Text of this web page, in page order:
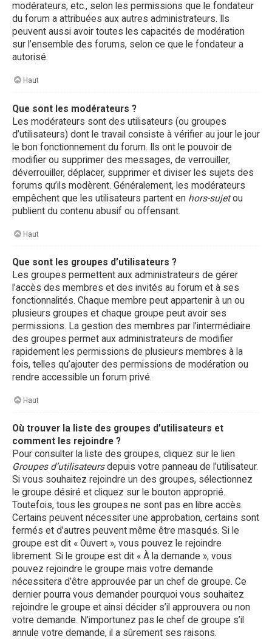
modérateurs, etc., selon les permissions que le fondateur
du forum a attribuées aux autres administrateurs. Ils
peuvent aussi avoir toutes les capacités de modération
sur l’ensemble des forums, selon ce que le fondateur a
autorisé.
Haut
Que sont les modérateurs ?
Les modérateurs sont des utilisateurs (ou groupes
d’utilisateurs) dont le travail consiste à vérifier au jour le jour
le bon fonctionnement du forum. Ils ont le pouvoir de
modifier ou supprimer des messages, de verrouiller,
déverrouiller, déplacer, supprimer et diviser les sujets des
forums qu’ils modèrent. Généralement, les modérateurs
empêchent que les utilisateurs partent en hors-sujetou
publient du contenu abusif ou offensant.
Haut
Que sont les groupes d’utilisateurs ?
Les groupes permettent aux administrateurs de gérer
l’accès des membres et des invités au forum et à ses
fonctionnalités. Chaque membre peut appartenir à un ou
plusieurs groupes et chaque groupe peut avoir ses
permissions. La gestion des membres par l’intermédiaire
des groupes permet aux administrateurs de modifier
rapidement les permissions de plusieurs membres à la
fois, telles qu’ajouter des permissions de modération ou
rendre accessible un forum privé.
Haut
Où trouver la liste des groupes d’utilisateurs et
comment les rejoindre ?
Pour consulter la liste des groupes, cliquez sur le lien
Groupes d’utilisateursdepuis votre panneau de l’utilisateur.
Si vous souhaitez rejoindre un des groupes, sélectionnez
le groupe désiré et cliquez sur le bouton approprié.
Toutefois, tous les groupes ne sont pas en libre accès.
Certains peuvent nécessiter une approbation, certains sont
fermés et d’autres peuvent même être masqués. Si le
groupe est dit « Ouvert », vous pouvez le rejoindre
librement. Si le groupe est dit « À la demande », vous
pouvez rejoindre le groupe mais votre demande
nécessitera d’être approuvée par un chef de groupe. Ce
dernier pourra vous demander pourquoi vous souhaitez
rejoindre le groupe et ainsi décider s’il approuvera ou non
votre demande. N’importunez pas le chef de groupe s’il
annule votre demande, il a sûrement ses raisons.